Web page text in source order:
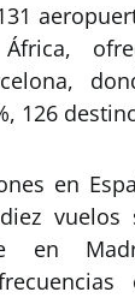
126
en
vuelos
en